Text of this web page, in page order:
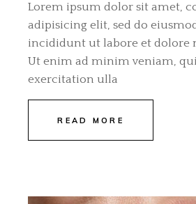
Lorem ipsum dolor sit amet,
adipisicing elit, sed do
incididunt ut labore et dolore
Ut enim ad minim veniam,
exercitation ulla
READ MORE